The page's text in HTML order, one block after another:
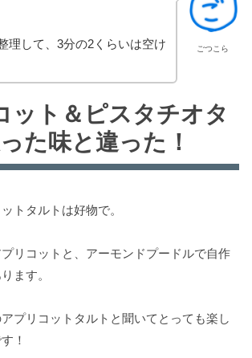
ごつこら
理して、3分の2くらいは空け
ット＆ピスタチオタ
た味と違った！
トタルトは好物で。
リコットと、アーモンドプードルで自作
ます。
プリコットタルトと聞いてとっても楽し
！